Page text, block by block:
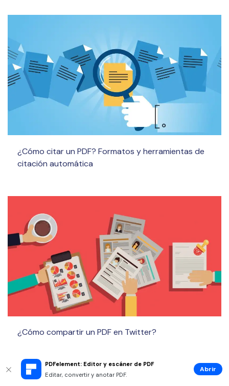
PDFelement: Editor y escáner de PDF
Editar, convertir y anotar PDF.
Abrir
¿Cómo citar un PDF? Formatos y herramientas de
citación automática
¿Cómo compartir un PDF en Twitter?